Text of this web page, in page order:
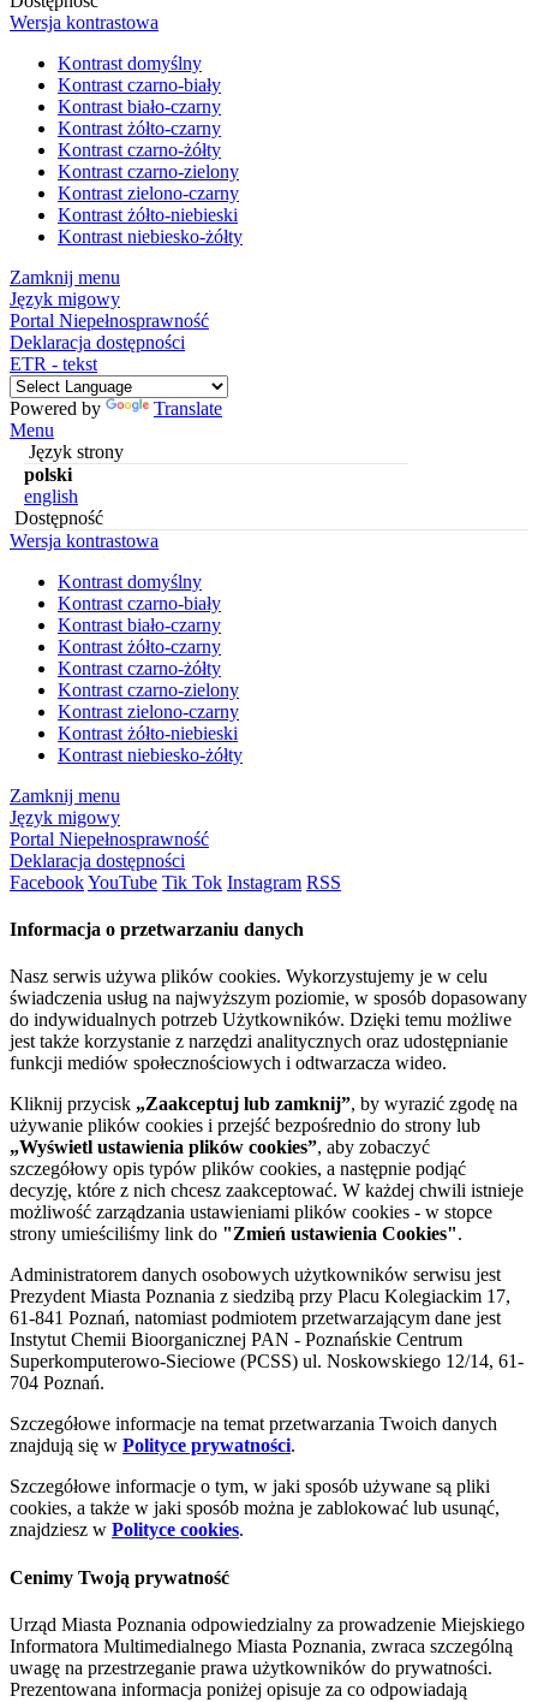
Wersja kontrastowa
Kontrast domyślny
Kontrast czarno-biały
Kontrast biało-czarny
Kontrast żółto-czarny
Kontrast czarno-żółty
Kontrast czarno-zielony
Kontrast zielono-czarny
Kontrast żółto-niebieski
Kontrast niebiesko-żółty
Zamknij menu
Język migowy
Portal Niepełnosprawność
Deklaracja dostępności
ETR - tekst
Powered by
Translate
Menu
Język strony
polski
english
Dostępność
Wersja kontrastowa
Kontrast domyślny
Kontrast czarno-biały
Kontrast biało-czarny
Kontrast żółto-czarny
Kontrast czarno-żółty
Kontrast czarno-zielony
Kontrast zielono-czarny
Kontrast żółto-niebieski
Kontrast niebiesko-żółty
Zamknij menu
Język migowy
Portal Niepełnosprawność
Deklaracja dostępności
FacebookYouTube Tik Tok Instagram RSS
Informacja o przetwarzaniu danych
Nasz serwis używa plików cookies. Wykorzystujemy je w celu
świadczenia usług na najwyższym poziomie, w sposób dopasowany
do indywidualnych potrzeb Użytkowników. Dzięki temu możliwe
jest także korzystanie z narzędzi analitycznych oraz udostępnianie
funkcji mediów społecznościowych i odtwarzacza wideo.
Kliknij przycisk „Zaakceptuj lub zamknij”, by wyrazić zgodę na
używanie plików cookies i przejść bezpośrednio do strony lub
„Wyświetl ustawienia plików cookies”, aby zobaczyć
szczegółowy opis typów plików cookies, a następnie podjąć
decyzję, które z nich chcesz zaakceptować. W każdej chwili istnieje
możliwość zarządzania ustawieniami plików cookies - w stopce
strony umieściliśmy link do "Zmień ustawienia Cookies".
Administratorem danych osobowych użytkowników serwisu jest
Prezydent Miasta Poznania z siedzibą przy Placu Kolegiackim 17,
61-841 Poznań, natomiast podmiotem przetwarzającym dane jest
Instytut Chemii Bioorganicznej PAN - Poznańskie Centrum
Superkomputerowo-Sieciowe (PCSS) ul. Noskowskiego 12/14, 61-
704 Poznań.
Szczegółowe informacje na temat przetwarzania Twoich danych
znajdują się w Polityce prywatności.
Szczegółowe informacje o tym, w jaki sposób używane są pliki
cookies, a także w jaki sposób można je zablokować lub usunąć,
znajdziesz w Polityce cookies.
Cenimy Twoją prywatność
Urząd Miasta Poznania odpowiedzialny za prowadzenie Miejskiego
Informatora Multimedialnego Miasta Poznania, zwraca szczególną
uwagę na przestrzeganie prawa użytkowników do prywatności.
Prezentowana informacja poniżej opisuje za co odpowiadają